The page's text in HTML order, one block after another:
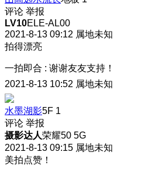
评论 举报
LV10ELE-AL00
2021-8-13 09:12 属地未知
拍得漂亮
一拍即合 : 谢谢友友支持！
2021-8-13 10:52 属地未知
水墨湖影5F 1
评论 举报
摄影达人荣耀50 5G
2021-8-13 09:15 属地未知
美拍点赞！